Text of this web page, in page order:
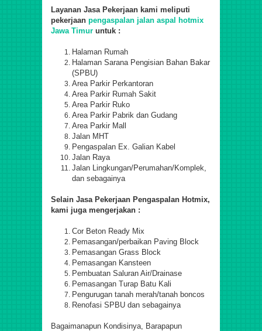
Layanan Jasa Pekerjaan kami meliputi
pekerjaan pengaspalan jalan aspal hotmix
Jawa Timur untuk :
Halaman Rumah
Halaman Sarana Pengisian Bahan Bakar
(SPBU)
Area Parkir Perkantoran
Area Parkir Rumah Sakit
Area Parkir Ruko
Area Parkir Pabrik dan Gudang
Area Parkir Mall
Jalan MHT
Pengaspalan Ex. Galian Kabel
Jalan Raya
Jalan Lingkungan/Perumahan/Komplek,
dan sebagainya
Selain Jasa Pekerjaan Pengaspalan Hotmix,
kami juga mengerjakan :
Cor Beton Ready Mix
Pemasangan/perbaikan Paving Block
Pemasangan Grass Block
Pemasangan Kansteen
Pembuatan Saluran Air/Drainase
Pemasangan Turap Batu Kali
Pengurugan tanah merah/tanah boncos
Renofasi SPBU dan sebagainya
Bagaimanapun Kondisinya, Barapapun